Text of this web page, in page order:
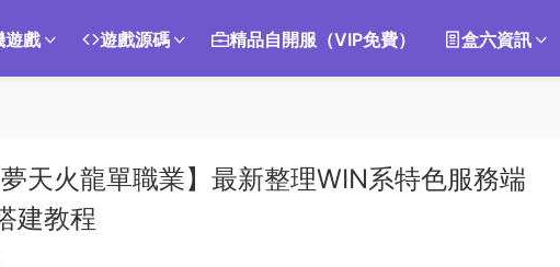
遊戲 遊戲源碼 精品自開服（VIP免費） 盒六資訊
天火龍單職業】最新整理WIN系特色服務端
建教程